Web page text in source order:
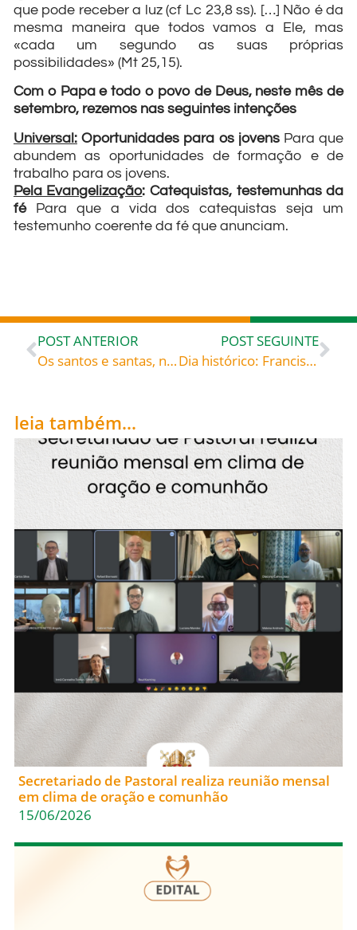
que pode receber a luz (cf Lc 23,8 ss). […] Não é da
mesma maneira que todos vamos a Ele, mas
«cada um segundo as suas próprias
possibilidades» (Mt 25,15).
Com o Papa e todo o povo de Deus, neste mês de
setembro, rezemos nas seguintes intenções
Universal:Oportunidades para os jovensPara que
abundem as oportunidades de formação e de
trabalho para os jovens.
Pela Evangelização: Catequistas, testemunhas da
féPara que a vida dos catequistas seja um
testemunho coerente da fé que anunciam.
POST ANTERIOR
Os santos e santas, nossos amigos: São Gerardo Sagredo, celebrado hoje, 24, roga por todos nós!
POST SEGUINTE
Dia histórico: Francisco será o 1º Papa a discursar no Congresso dos EUA
leia também...
Secretariado de Pastoral realiza reunião mensal
em clima de oração e comunhão
15/06/2026